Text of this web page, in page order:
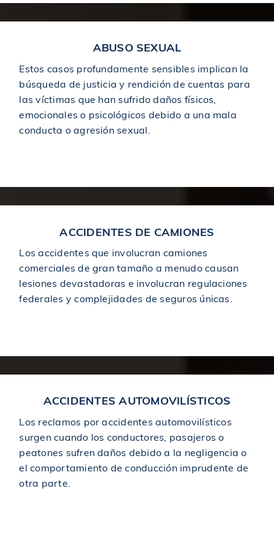
ABUSO SEXUAL
Estos casos profundamente sensibles implican la
búsqueda de justicia y rendición de cuentas para
las víctimas que han sufrido daños físicos,
emocionales o psicológicos debido a una mala
conducta o agresión sexual.
ACCIDENTES DE CAMIONES
Los accidentes que involucran camiones
comerciales de gran tamaño a menudo causan
lesiones devastadoras e involucran regulaciones
federales y complejidades de seguros únicas.
ACCIDENTES AUTOMOVILÍSTICOS
Los reclamos por accidentes automovilísticos
surgen cuando los conductores, pasajeros o
peatones sufren daños debido a la negligencia o
el comportamiento de conducción imprudente de
otra parte.
$1,250,000 Asentamiento en caso de colapso del techo
Otorgado en un accidente de motocicleta
$1,250,000 Otorgado en un accidente de coche
$1,275,000 Acuerdo en caso de accidente de peatón
$1,400,000 Acuerdo en un accidente de construcción
$1,450,000 Premiado en un accidente de construcción
$1,500,000
$1,500,000 Acuerdo en caso de accidente por resbalón y caída
$1,500,000 Acuerdo en caso de accidente por resbalón y caída